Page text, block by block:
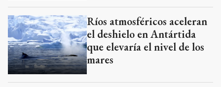
Ríos atmosféricos aceleran
el deshielo en Antártida
que elevaría el nivel de los
mares